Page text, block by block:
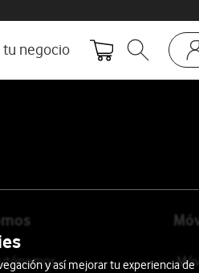
tu negocio
Abrir
y así mejorar tu experiencia de